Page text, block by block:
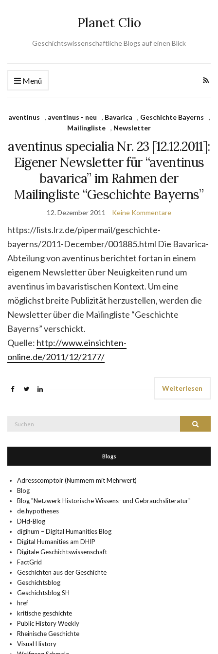
Planet Clio
Geschichtswissenschaftliche Blogs auf einen Blick
Menü
aventinus , aventinus - neu , Bavarica , Geschichte Bayerns
,
Mailingliste , Newsletter
aventinus specialia Nr. 23 [12.12.2011]:
Eigener Newsletter für “aventinus
bavarica” im Rahmen der
Mailingliste “Geschichte Bayerns”
12. Dezember 2011 Keine Kommentare
https://lists.lrz.de/pipermail/geschichte-
bayerns/2011-December/001885.html Die Bavarica-
Abteilung von aventinus berichtet fortan in einem
eigenem Newsletter über Neuigkeiten rund um
aventinus im bavaristischen Kontext. Um eine
möglichst breite Publizität herzustellen, werden die
Newsletter über die Mailingliste “Geschichte
Bayerns” verschickt.
Quelle: http://www.einsichten-
online.de/2011/12/2177/
Weiterlesen
Suchen
Blogs
Adresscomptoir (Nummern mit Mehrwert)
Blog
Blog "Netzwerk Historische Wissens- und Gebrauchsliteratur"
de.hypotheses
DHd-Blog
digihum – Digital Humanities Blog
Digital Humanities am DHIP
Digitale Geschichtswissenschaft
FactGrid
Geschichten aus der Geschichte
Geschichtsblog
Geschichtsblog SH
href
kritische geschichte
Public History Weekly
Rheinische Geschichte
Visual History